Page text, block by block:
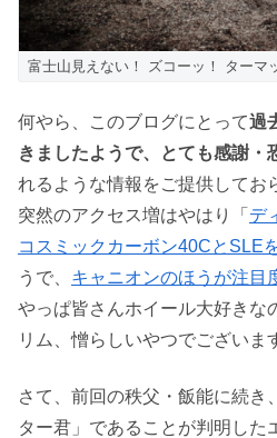
富士山見えない！ ズコーッ！ ターマ
何やら、このブログにとって過
きましたようで、とても感謝・
れるような情報をご提供してお
突然のアクセス増はやはり「 デ
コスミックカーボン40CとSLE
うで、 キャニオンのほうが注目
やっぱ皆さんホイール大好きな
リム、憎らしいやつでございま
さて、前回の秩父・飯能に続き
ター君」であることが判明した